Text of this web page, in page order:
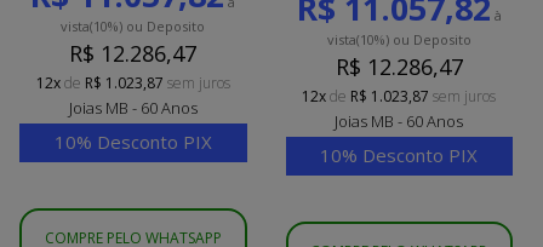
vista(10%) ou Deposito
R$ 12.286,47
12xde R$ 1.023,87 sem juros
Joias MB - 60 Anos
10% Desconto PIX
COMPRE PELO WHATSAPP
à
vista(10%)ou Deposito
R$ 12.286,47
12xde R$ 1.023,87 sem juros
Joias MB - 60 Anos
10% Desconto PIX